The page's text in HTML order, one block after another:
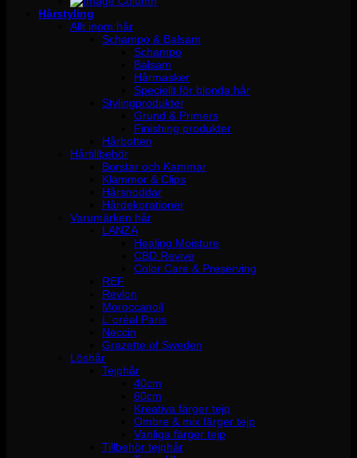
Hårstyling
Allt inom hår
Schampo & Balsam
Schampo
Balsam
Hårmasker
Speciellt för blonda hår
Stylingprodukter
Grund & Primers
Finishing produkter
Hårbotten
Hårtillbehör
Borstar och Kammar
Klämmor & Clips
Hårsnoddar
Hårdekorationer
Varumärken hår
LANZA
Healing Moisture
CBD Revive
Color Care & Preserving
REF
Revlon
Moroccanoil
L´oréal Paris
Neccin
Grazette of Sweden
Löshår
Tejphår
40cm
60cm
Kreativa färger tejp
Ombre & mix färger tejp
Vanliga färger tejp
Tillbehör tejphår